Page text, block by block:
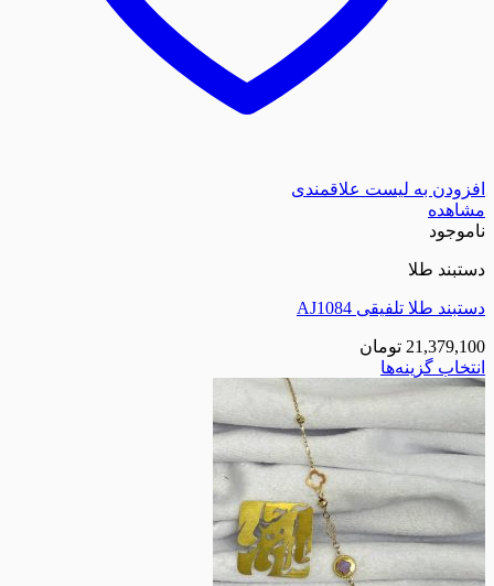
افزودن به لیست علاقمندی
مشاهده
ناموجود
دستبند طلا
دستبند طلا تلفیقی AJ1084
21,379,100 تومان
انتخاب گزینه‌ها
این
دارای
انواع
می
باشد.
گزینه
ها
ممکن